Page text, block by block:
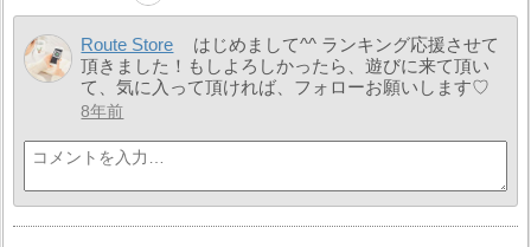
Route Store
はじめまして^^ ランキング応援させて
頂きました！もしよろしかったら、遊びに来て頂い
て、気に入って頂ければ、フォローお願いします♡
8年前